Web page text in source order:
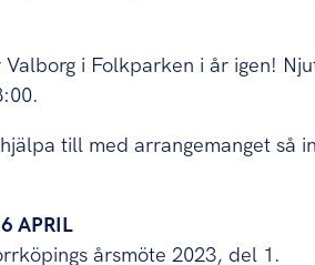
i Folkparken i år igen!
till med arrangemanget så
APRIL
årsmöte 2023, del 1.